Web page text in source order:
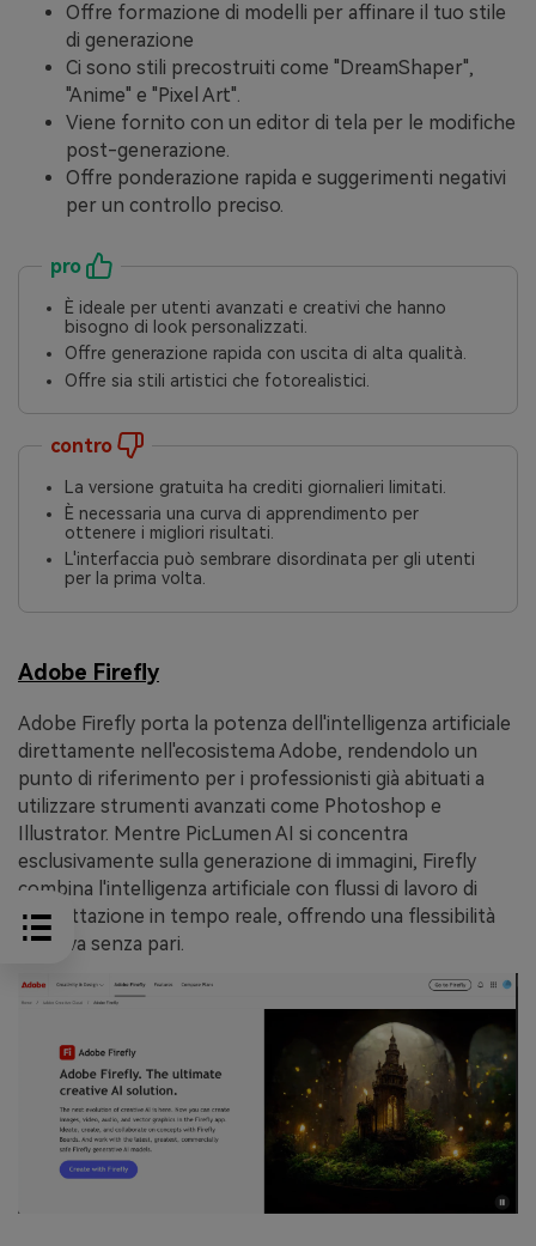
Offre formazione di modelli per affinare il tuo stile
di generazione
Ci sono stili precostruiti come "DreamShaper",
"Anime" e "Pixel Art".
Viene fornito con un editor di tela per le modifiche
post-generazione.
Offre ponderazione rapida e suggerimenti negativi
per un controllo preciso.
pro
È ideale per utenti avanzati e creativi che hanno
bisogno di look personalizzati.
Offre generazione rapida con uscita di alta qualità.
Offre sia stili artistici che fotorealistici.
contro
La versione gratuita ha crediti giornalieri limitati.
È necessaria una curva di apprendimento per
ottenere i migliori risultati.
L'interfaccia può sembrare disordinata per gli utenti
per la prima volta.
Adobe Firefly
Adobe Firefly porta la potenza dell'intelligenza artificiale
direttamente nell'ecosistema Adobe, rendendolo un
punto di riferimento per i professionisti già abituati a
utilizzare strumenti avanzati come Photoshop e
Illustrator. Mentre PicLumen AI si concentra
esclusivamente sulla generazione di immagini, Firefly
combina l'intelligenza artificiale con flussi di lavoro di
progettazione in tempo reale, offrendo una flessibilità
creativa senza pari.